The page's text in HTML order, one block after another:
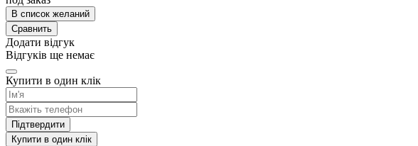
В список желаний
Сравнить
Додати відгук
Відгуків ще немає
Купити в один клік
Підтвердити
Купити в один клік